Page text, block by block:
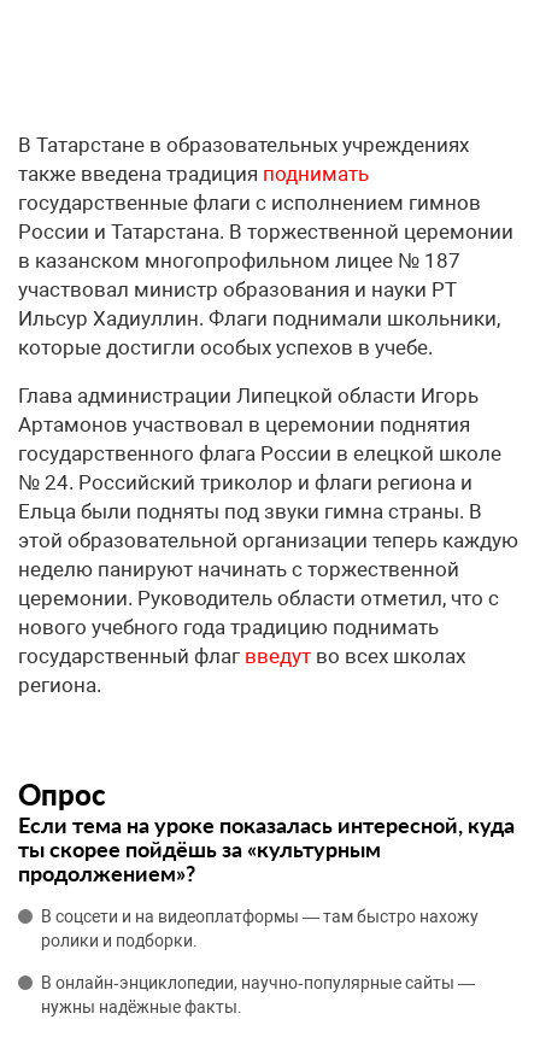
В Татарстане в образовательных учреждениях
также введена традиция поднимать
государственные флаги с исполнением гимнов
России и Татарстана. В торжественной церемонии
в казанском многопрофильном лицее № 187
участвовал министр образования и науки РТ
Ильсур Хадиуллин. Флаги поднимали школьники,
которые достигли особых успехов в учебе.
Глава администрации Липецкой области Игорь
Артамонов участвовал в церемонии поднятия
государственного флага России в елецкой школе
№ 24. Российский триколор и флаги региона и
Ельца были подняты под звуки гимна страны. В
этой образовательной организации теперь каждую
неделю панируют начинать с торжественной
церемонии. Руководитель области отметил, что с
нового учебного года традицию поднимать
государственный флаг введут во всех школах
региона.
Опрос
Если тема на уроке показалась интересной, куда
ты скорее пойдёшь за «культурным
продолжением»?
В соцсети и на видеоплатформы — там быстро нахожу
ролики и подборки.
В онлайн‑энциклопедии, научно‑популярные сайты —
нужны надёжные факты.